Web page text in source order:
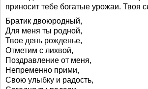
приносит тебе богатые урожаи. Твоя
Братик двоюродный,
Для меня ты родной,
Твое день рожденье,
Отметим с лихвой,
Поздравление от меня,
Непременно прими,
Свою улыбку и радость,